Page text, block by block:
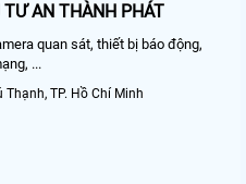
AN THÀNH PHÁT
quan sát, thiết bị báo động,
...
Thạnh, TP. Hồ Chí Minh